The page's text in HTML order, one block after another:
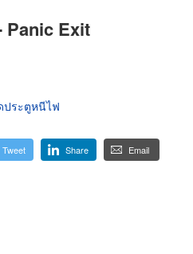
Exit
ระตูหนีไฟ
Tweet Share Email